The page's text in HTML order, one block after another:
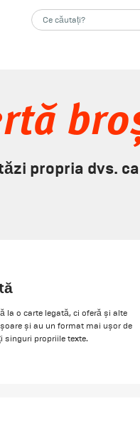
propria dvs.
la o carte legată, ci oferă și alte
și au un format mai ușor de
singuri propriile texte.